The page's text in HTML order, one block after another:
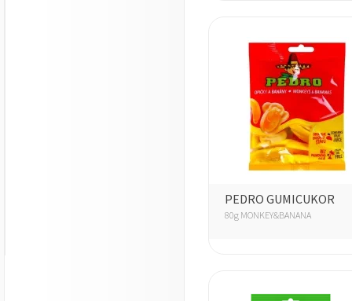
PEDRO GUMICUKOR
80g MONKEY&BANANA